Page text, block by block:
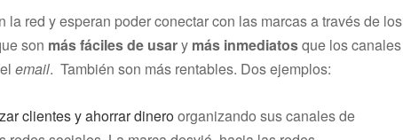
la red y esperan poder conectar con las marcas a través de los
son más fáciles de usary más inmediatosque los canales
email. También son más rentables. Dos ejemplos:
clientes y ahorrar dineroorganizando sus canales de